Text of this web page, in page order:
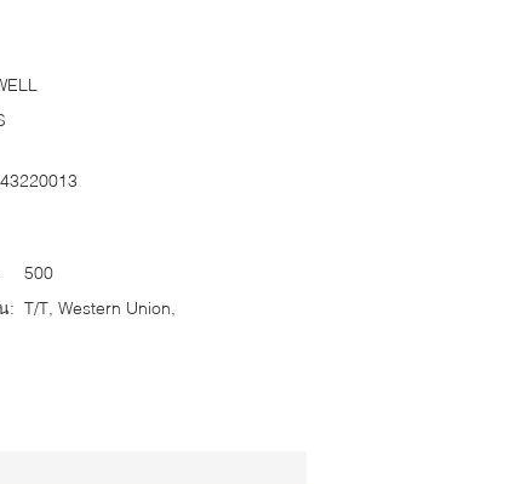
500
: T/T, Western Union,